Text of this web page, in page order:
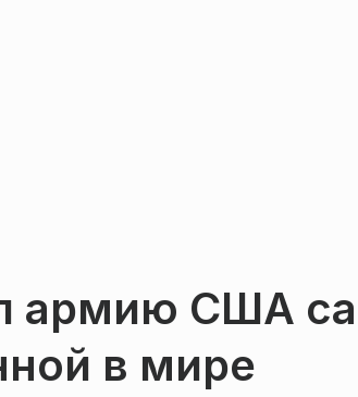
армию США
в мире